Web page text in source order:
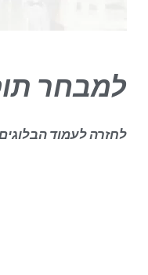
למבחר
לחזרה לעמוד